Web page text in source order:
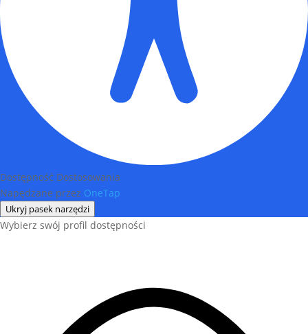
Dostępność Dostosowania
Napędzane przez OneTap
Ukryj pasek narzędzi
Wybierz swój profil dostępności